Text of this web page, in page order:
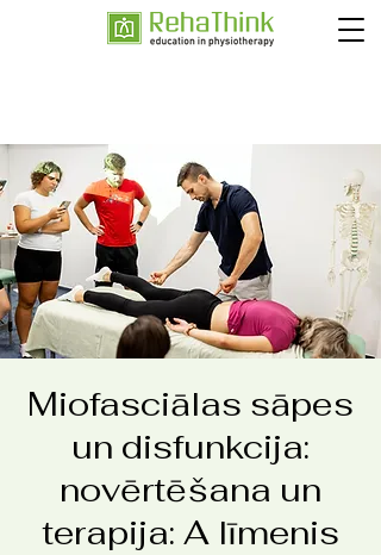
Miofasciālas sāpes
un disfunkcija:
novērtēšana un
terapija: A līmenis